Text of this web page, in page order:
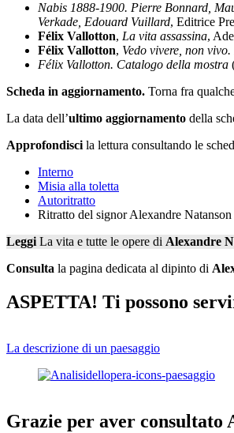
Nabis 1888-1900. Pierre Bonnard,
Verkade, Edouard Vuillard, Editrice
Félix Vallotton, La vita assassina,
Félix Vallotton, Vedo vivere, non
Félix Vallotton. Catalogo della mostra
Scheda in aggiornamento. Torna fra
La data dell’ultimo aggiornamento della
Approfondisci la lettura consultando le
Interno
Misia alla toletta
Autoritratto
Ritratto del signor Alexandre Natanson
Leggi La vita e tutte le opere di Alexandre
Consulta la pagina dedicata al dipinto di
ASPETTA! Ti possono
La descrizione di un paesaggio
Grazie per aver consultato